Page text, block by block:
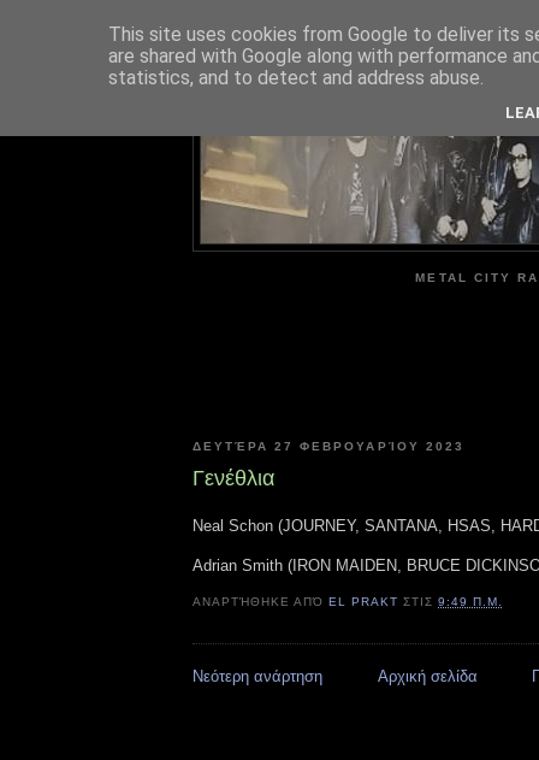
METAL CITY
ΔΕΥΤΈΡΑ 27 ΦΕΒΡΟΥΑΡΊΟΥ 2023
Γενέθλια
Neal Schon (JOURNEY, SANTANA, HSAS,
Adrian Smith (IRON MAIDEN, BRUCE
ΑΝΑΡΤΉΘΗΚΕ ΑΠΌEL PRAKT ΣΤΙΣ9:49 Π.Μ.
Νεότερη ανάρτηση Αρχική σελίδα
This site uses cookies from Google to deliver its
are shared with Google along with performance
statistics, and to detect and address abuse.